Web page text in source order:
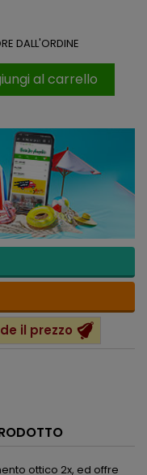
DALL'ORDINE
al carrello
il prezzo
ottico 2x, ed offre